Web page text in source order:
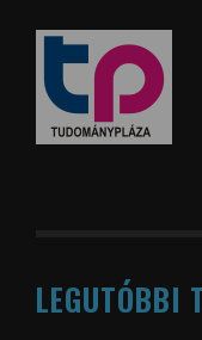
LEGUTÓBBI